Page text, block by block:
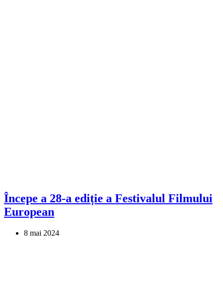
Începe a 28-a ediție a Festivalul Filmului
European
8 mai 2024